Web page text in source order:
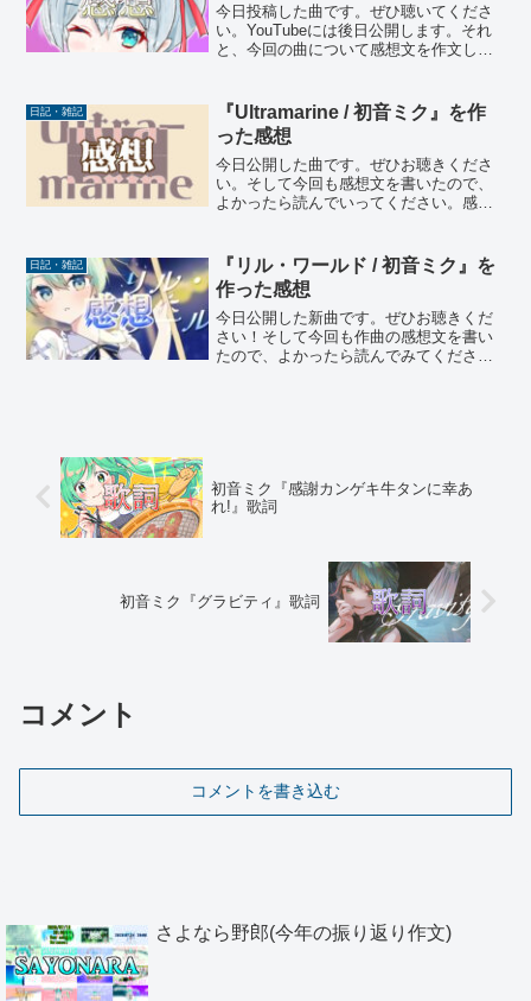
今日投稿した曲です。ぜひ聴いてくださ
い。YouTubeには後日公開します。それ
と、今回の曲について感想文を作文した
半年以上経っていることが少し驚きでし
た。私は、時間が攫っ...
日記・雑記
『Ultramarine / 初音ミク』を作
った感想
今日公開した曲です。ぜひお聴きくださ
い。そして今回も感想文を書いたので、
よかったら読んでいってください。感想
していました。その中でも『イコイホリ
ック』という曲が今も...
日記・雑記
『リル・ワールド / 初音ミク』を
作った感想
今日公開した新曲です。ぜひお聴きくだ
さい！そして今回も作曲の感想文を書い
たので、よかったら読んでみてくださ
初音ミク『感謝カンゲキ牛タンに幸あ
れ!』歌詞
初音ミク『グラビティ』歌詞
コメント
コメントを書き込む
さよなら野郎(今年の振り返り作文)